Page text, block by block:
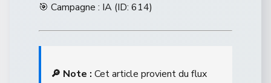
🎯 Campagne : IA (ID: 614)
🔎 Note : Cet article provient du flux